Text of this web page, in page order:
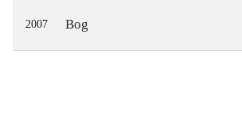
2007 Bog